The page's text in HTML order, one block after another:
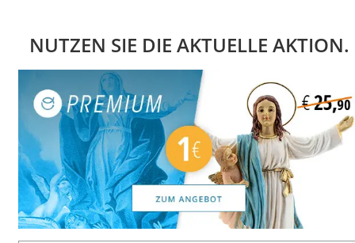
NUTZEN SIE DIE AKTUELLE AKTION.